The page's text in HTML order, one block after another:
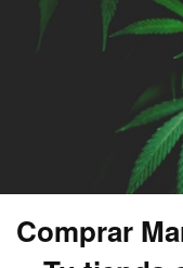
Comprar